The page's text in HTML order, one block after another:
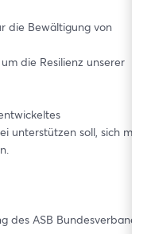
die Bewältigung von
die Resilienz unserer
unterstützen soll, sich mit
des ASB Bundesverband